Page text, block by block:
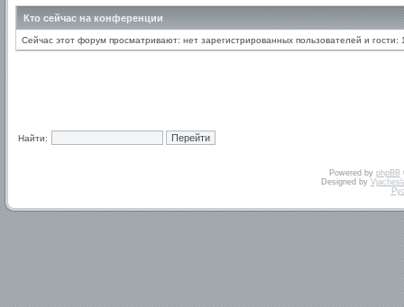
Кто сейчас на конференции
Сейчас этот форум просматривают: нет зарегистрированных пользователей и гости:
Найти:
Powered by phpBB
Designed by